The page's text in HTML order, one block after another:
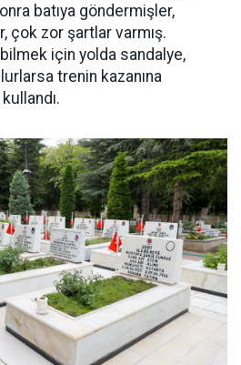
batıya göndermişler,
çok zor şartlar varmış.
için yolda sandalye,
trenin kazanına